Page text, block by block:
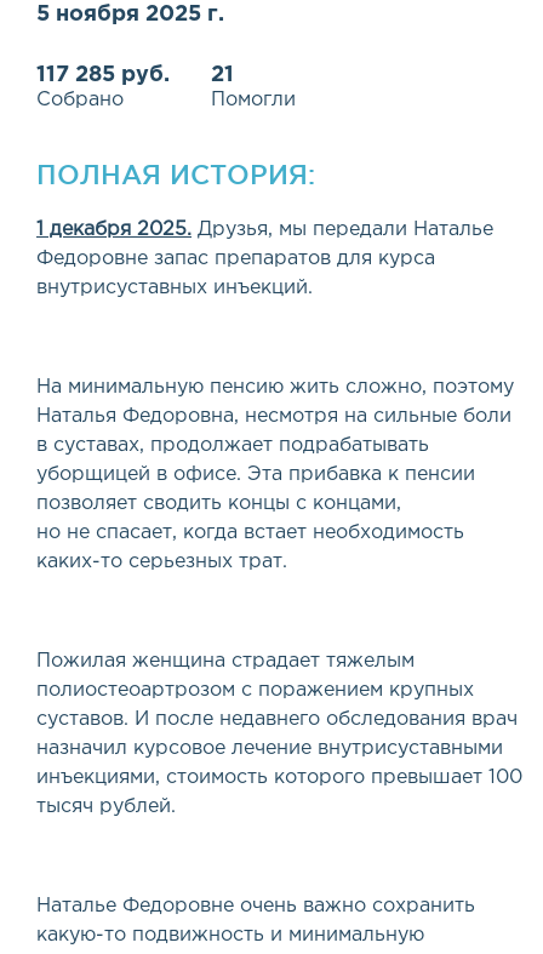
5 ноября 2025 г.
117 285 руб.
Собрано
21
Помогли
ПОЛНАЯ ИСТОРИЯ:
1 декабря 2025. Друзья, мы передали Наталье
Федоровне запас препаратов для курса
внутрисуставных инъекций.
На минимальную пенсию жить сложно, поэтому
Наталья Федоровна, несмотря на сильные боли
в суставах, продолжает подрабатывать
уборщицей в офисе. Эта прибавка к пенсии
позволяет сводить концы с концами,
но не спасает, когда встает необходимость
каких-то серьезных трат.
Пожилая женщина страдает тяжелым
полиостеоартрозом с поражением крупных
суставов. И после недавнего обследования врач
назначил курсовое лечение внутрисуставными
инъекциями, стоимость которого превышает 100
тысяч рублей.
Наталье Федоровне очень важно сохранить
какую-то подвижность и минимальную